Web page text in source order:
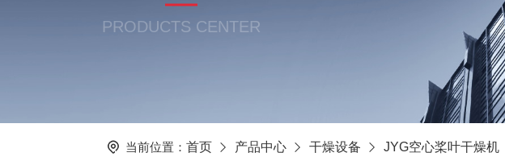
PRODUCTS CENTER
当前位置： 首页 产品中心 干燥设备 JYG空心桨叶干燥机